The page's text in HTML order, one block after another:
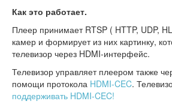
Как это работает.
Плеер принимает RTSP ( HTTP, UDP,
камер и формирует из них картинку,
телевизор через HDMI-интерфейс.
Телевизор управляет плеером также
помощи протокола HDMI-CEC.
поддерживать HDMI-CEC!